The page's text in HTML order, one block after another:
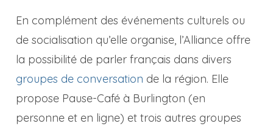
En complément des événements culturels ou
de socialisation qu’elle organise, l’Alliance offre
la possibilité de parler français dans divers
groupes de conversation de la région. Elle
propose Pause-Café à Burlington (en
personne et en ligne) et trois autres groupes